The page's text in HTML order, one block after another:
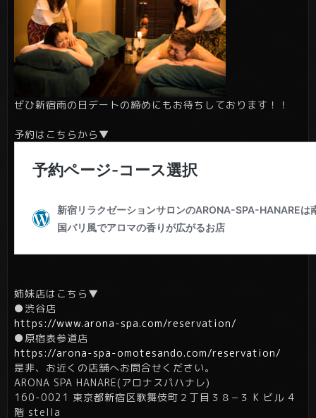
ぜひ新宿雨の日デートの締めにもお待ちしております！！
予約はこちらから▼
姉妹店はこちら▼
●渋谷店
https://www.arona-spa.com/reservation/
●原宿表参道店
https://arona-spa-omotesando.com/reservation/
是非、お近くの店舗へお問合せください。
ARONA SPA HANARE(アロナスパハナレ)
160-0021 東京都新宿区歌舞伎町２丁目３８−３ K ビル 4
階 stella